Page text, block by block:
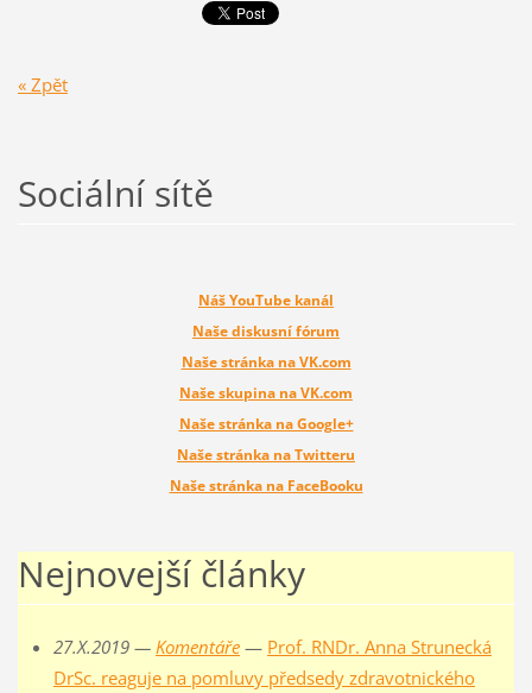
« Zpět
Sociální sítě
Náš YouTube kanál
Naše diskusní fórum
Naše stránka na VK.com
Naše skupina na VK.com
Naše stránka na Google+
Naše stránka na Twitteru
Naše stránka na FaceBooku
Nejnovejší články
27.X.2019 — Komentáře— Prof. RNDr. Anna Strunecká
DrSc. reaguje na pomluvy předsedy zdravotnického